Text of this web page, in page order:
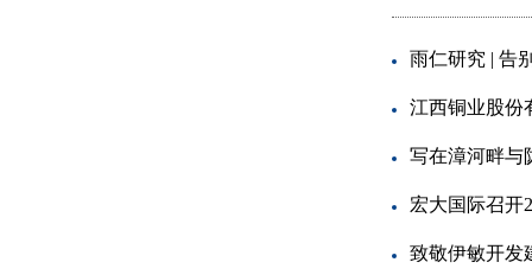
雨仁研究 | 告
江西铜业股份
写在漳河畔与
宏大国际召开
致敬伊敏开发